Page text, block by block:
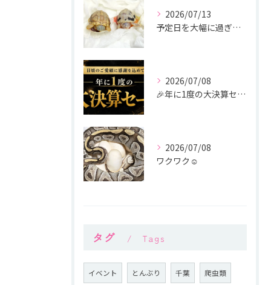
2026/07/13
予定日を大幅に過ぎても生まれてくる気配がなかったトウブハコガ...
2026/07/08
🎉年に1度の大決算セール開催🎉
2026/07/08
ワクワク☺
タグ Tags
イベント とんぶり 千葉 爬虫類